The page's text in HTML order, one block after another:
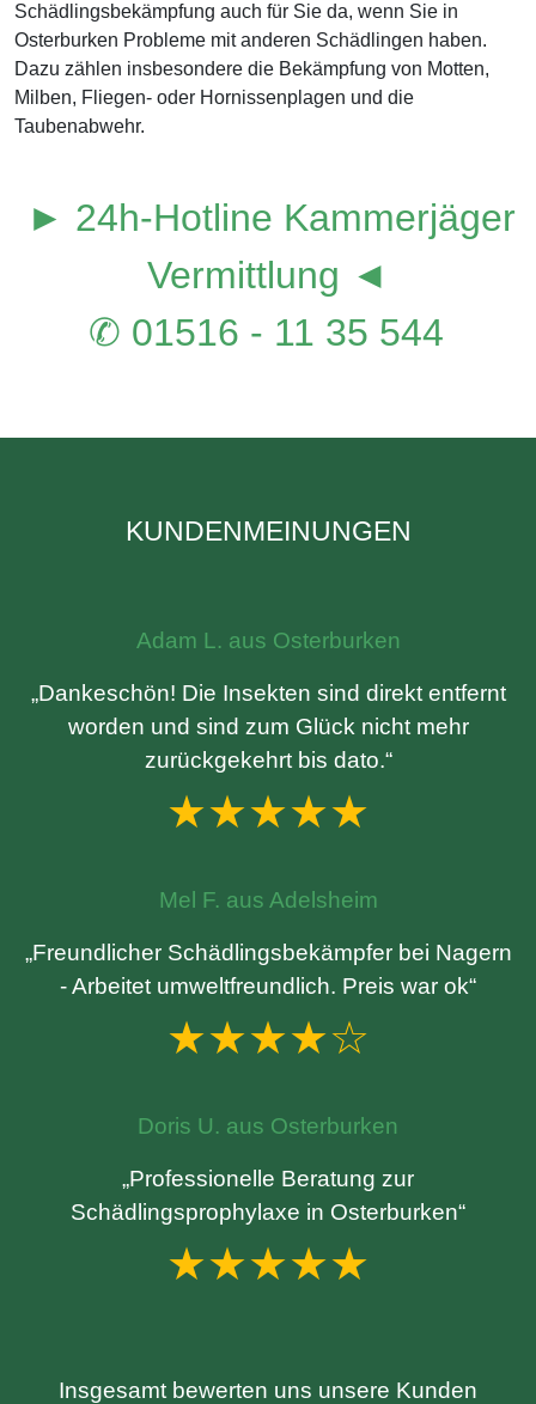
Schädlingsbekämpfung auch für Sie da, wenn Sie in
Osterburken Probleme mit anderen Schädlingen haben.
Dazu zählen insbesondere die Bekämpfung von Motten,
Milben, Fliegen- oder Hornissenplagen und die
Taubenabwehr.
► 24h-Hotline Kammerjäger
Vermittlung ◄
✆ 01516 - 11 35 544
KUNDENMEINUNGEN
Adam L. aus Osterburken
„Dankeschön! Die Insekten sind direkt entfernt
worden und sind zum Glück nicht mehr
zurückgekehrt bis dato.“
★★★★★
Mel F. aus Adelsheim
„Freundlicher Schädlingsbekämpfer bei Nagern
- Arbeitet umweltfreundlich. Preis war ok“
★★★★☆
Doris U. aus Osterburken
„Professionelle Beratung zur
Schädlingsprophylaxe in Osterburken“
★★★★★
Insgesamt bewerten uns unsere Kunden